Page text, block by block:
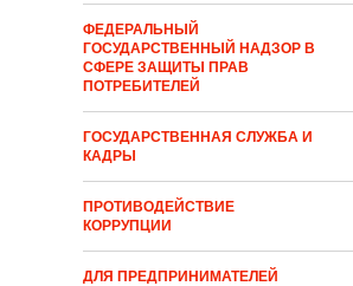
ФЕДЕРАЛЬНЫЙ
ГОСУДАРСТВЕННЫЙ НАДЗОР В
СФЕРЕ ЗАЩИТЫ ПРАВ
ПОТРЕБИТЕЛЕЙ
ГОСУДАРСТВЕННАЯ СЛУЖБА И
КАДРЫ
ПРОТИВОДЕЙСТВИЕ
КОРРУПЦИИ
ДЛЯ ПРЕДПРИНИМАТЕЛЕЙ